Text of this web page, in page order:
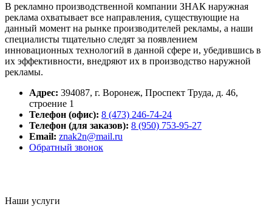
В рекламно производственной компании ЗНАК наружная
реклама охватывает все направления, существующие на
данный момент на рынке производителей рекламы, а наши
специалисты тщательно следят за появлением
инновационных технологий в данной сфере и, убедившись в
их эффективности, внедряют их в производство наружной
рекламы.
Адрес: 394087, г. Воронеж, Проспект Труда, д. 46,
строение 1
Телефон (офис): 8 (473) 246-74-24
Телефон (для заказов): 8 (950) 753-95-27
Email: znak2n@mail.ru
Обратный звонок
Наши услуги